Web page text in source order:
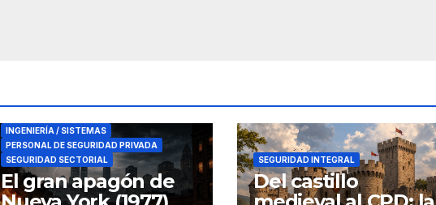
INGENIERÍA / SISTEMAS
PERSONAL DE SEGURIDAD PRIVADA
SEGURIDAD SECTORIAL
El gran apagón de
SEGURIDAD INTEGRAL
Del castillo